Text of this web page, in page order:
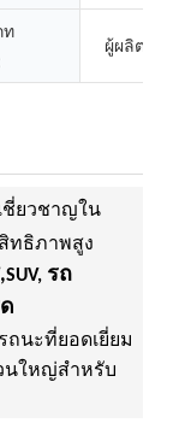
ท
ผู้ผลิต
ชี่ยวชาญใน
ทธิภาพสูง
SUV, รถ
ถนะที่ยอดเยี่ยม
นใหญ่สำหรับ